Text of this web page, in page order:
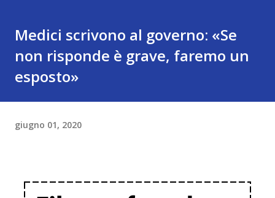
Medici scrivono al governo: «Se
non risponde è grave, faremo un
esposto»
giugno 01, 2020